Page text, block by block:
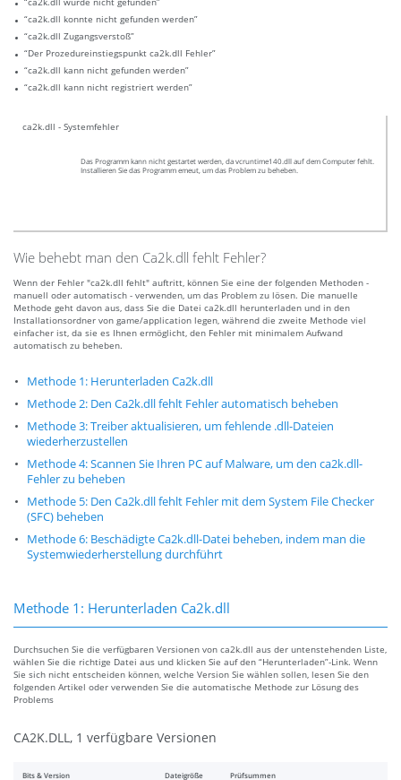
“ca2k.dll konnte nicht gefunden werden”
“ca2k.dll Zugangsverstoß”
“Der Prozedureinstiegspunkt ca2k.dll Fehler”
“ca2k.dll kann nicht gefunden werden”
“ca2k.dll kann nicht registriert werden”
ca2k.dll - Systemfehler
Das Programm kann nicht gestartet werden, da vcruntime140.dll auf dem Computer fehlt.
Installieren Sie das Programm emeut, um das Problem zu beheben.
Wie behebt man den Ca2k.dll fehlt Fehler?
Wenn der Fehler "ca2k.dll fehlt" auftritt, können Sie eine der folgenden Methoden -
manuell oder automatisch - verwenden, um das Problem zu lösen. Die manuelle
Methode geht davon aus, dass Sie die Datei ca2k.dll herunterladen und in den
Installationsordner von game/application legen, während die zweite Methode viel
einfacher ist, da sie es Ihnen ermöglicht, den Fehler mit minimalem Aufwand
automatisch zu beheben.
Methode 1: Herunterladen Ca2k.dll
Methode 2: Den Ca2k.dll fehlt Fehler automatisch beheben
Methode 3: Treiber aktualisieren, um fehlende .dll-Dateien
wiederherzustellen
Methode 4: Scannen Sie Ihren PC auf Malware, um den ca2k.dll-
Fehler zu beheben
Methode 5: Den Ca2k.dll fehlt Fehler mit dem System File Checker
(SFC) beheben
Methode 6: Beschädigte Ca2k.dll-Datei beheben, indem man die
Systemwiederherstellung durchführt
Methode 1: Herunterladen Ca2k.dll
Durchsuchen Sie die verfügbaren Versionen von ca2k.dll aus der untenstehenden Liste,
wählen Sie die richtige Datei aus und klicken Sie auf den “Herunterladen”-Link. Wenn
Sie sich nicht entscheiden können, welche Version Sie wählen sollen, lesen Sie den
folgenden Artikel oder verwenden Sie die automatische Methode zur Lösung des
Problems
CA2K.DLL, 1 verfügbare Versionen
Bits & Version Dateigröße Prüfsummen